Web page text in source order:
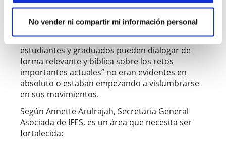
No vender ni compartir mi información personal
Sin embargo, la mitad de la familia de IFES
estimaba que las declaraciones de que “la fe
cristiana moldea la forma en la que los
estudiantes abordan sus estudios” y “Los
estudiantes y graduados pueden dialogar de
forma relevante y bíblica sobre los retos
importantes actuales” no eran evidentes en
absoluto o estaban empezando a vislumbrarse
en sus movimientos.
Según Annette Arulrajah, Secretaria General
Asociada de IFES, es un área que necesita ser
fortalecida: